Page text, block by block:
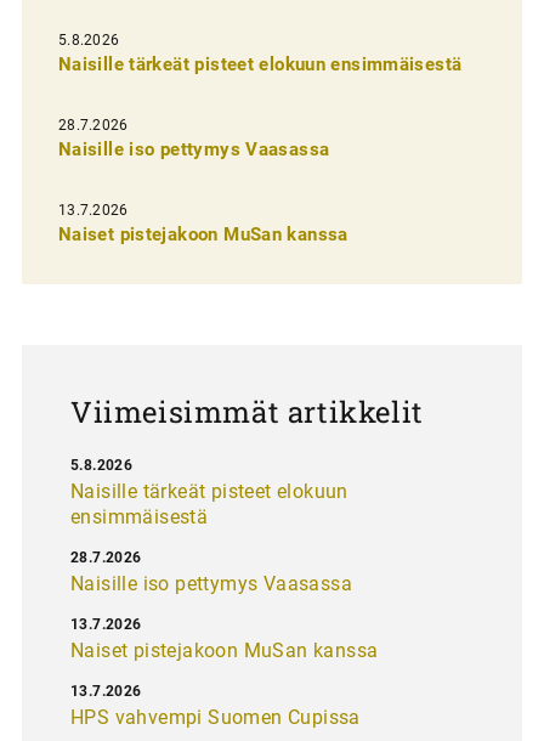
l
i
e
n
e
5.8.2026
Naisille tärkeät pisteet elokuun ensimmäisestä
28.7.2026
Naisille iso pettymys Vaasassa
13.7.2026
Naiset pistejakoon MuSan kanssa
Viimeisimmät artikkelit
Naisille tärkeät pisteet elokuun
ensimmäisestä
5.8.2026
Naisille iso pettymys Vaasassa
28.7.2026
Naiset pistejakoon MuSan kanssa
13.7.2026
HPS vahvempi Suomen Cupissa
13.7.2026